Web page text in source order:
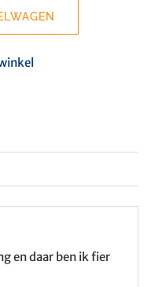
en daar ben ik fier